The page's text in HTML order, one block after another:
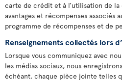
carte de crédit et à l’utilisation de
avantages et récompenses associés
programme de récompenses et de
Renseignements collectés lors
Lorsque vous communiquez avec
les médias sociaux, nous
échéant, chaque pièce jointe telles